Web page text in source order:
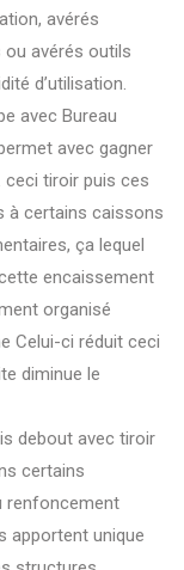
avérés
avérés outils
d’utilisation.
avec Bureau
avec gagner
tiroir puis ces
à certains caissons
ça lequel
encaissement
organisé
Celui-ci réduit ceci
diminue le
debout avec tiroir
certains
renfoncement
apportent unique